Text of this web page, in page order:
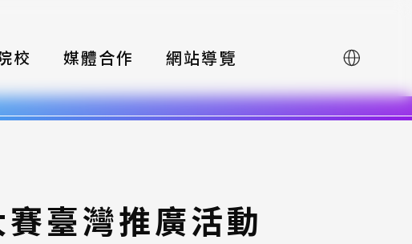
校 媒體合作 網站導覽 English
臺灣推廣活動